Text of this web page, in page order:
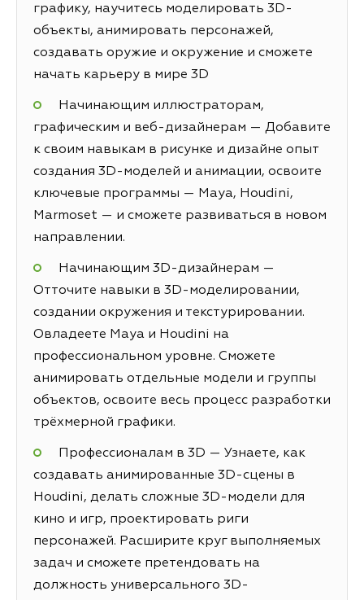
графику, научитесь моделировать 3D-
объекты, анимировать персонажей,
создавать оружие и окружение и сможете
начать карьеру в мире 3D
Начинающим иллюстраторам,
графическим и веб-дизайнерам — Добавите
к своим навыкам в рисунке и дизайне опыт
создания 3D-моделей и анимации, освоите
ключевые программы — Maya, Houdini,
Marmoset — и сможете развиваться в новом
направлении.
Начинающим 3D-дизайнерам —
Отточите навыки в 3D-моделировании,
создании окружения и текстурировании.
Овладеете Maya и Houdini на
профессиональном уровне. Сможете
анимировать отдельные модели и группы
объектов, освоите весь процесс разработки
трёхмерной графики.
Профессионалам в 3D — Узнаете, как
создавать анимированные 3D-сцены в
Houdini, делать сложные 3D-модели для
кино и игр, проектировать риги
персонажей. Расширите круг выполняемых
задач и сможете претендовать на
должность универсального 3D-